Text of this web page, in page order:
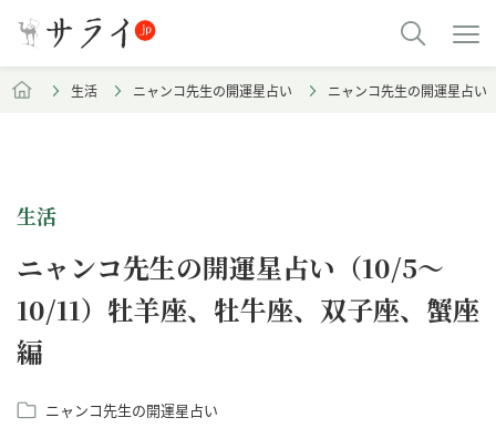
生活 ニャンコ先生の開運星占い ニャンコ先生の開運星占
生活
ニャンコ先生の開運星占い（10/5～
10/11）牡羊座、牡牛座、双子座、蟹座
編
ニャンコ先生の開運星占い